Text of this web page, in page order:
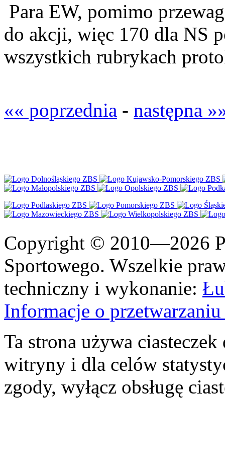
Para EW, pomimo
do akcji, więc 170 dla NS
wszystkich rubrykach
«« poprzednia - następna
Copyright © 2010—2026
Sportowego. Wszelkie
techniczny i wykonanie:
Informacje o
Ta strona używa
witryny i dla celów
zgody, wyłącz obsługę